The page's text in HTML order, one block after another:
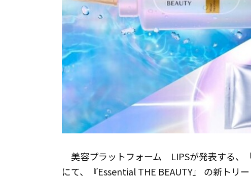
美容プラットフォーム LIPSが発表する、
にて、『Essential THE BEAUTY』 の新トリ